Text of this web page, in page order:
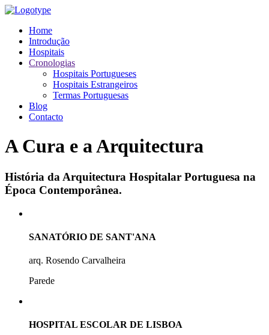
Home
Introdução
Hospitais
Cronologias
Hospitais Portugueses
Hospitais Estrangeiros
Termas Portuguesas
Blog
Contacto
A Cura e a Arquitectura
História da Arquitectura Hospitalar Portuguesa na
Época Contemporânea.
SANATÓRIO DE SANT'ANA
arq. Rosendo Carvalheira
Parede
HOSPITAL ESCOLAR DE LISBOA